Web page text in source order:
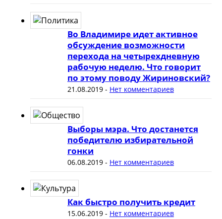
Во Владимире идет активное
обсуждение возможности
перехода на четырехдневную
рабочую неделю. Что говорит
по этому поводу Жириновский?
21.08.2019- Нет комментариев
Выборы мэра. Что достанется
победителю избирательной
гонки
06.08.2019- Нет комментариев
Как быстро получить кредит
15.06.2019- Нет комментариев